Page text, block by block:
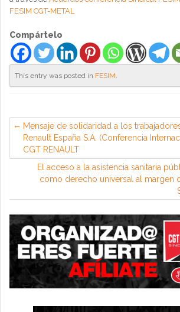
FESIM CGT-METAL
Compártelo
This entry was posted in FESIM.
Mensaje de solidaridad a los
Renault España S.A. (Conferencia
CGT RENAULT
El acceso a la asistencia sanitaria
como derecho universal al margen